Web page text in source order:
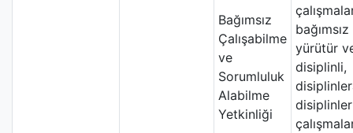
Bağımsız
Çalışabilme
ve
Sorumluluk
Alabilme
Yetkinliği
yürütür
disiplinli,